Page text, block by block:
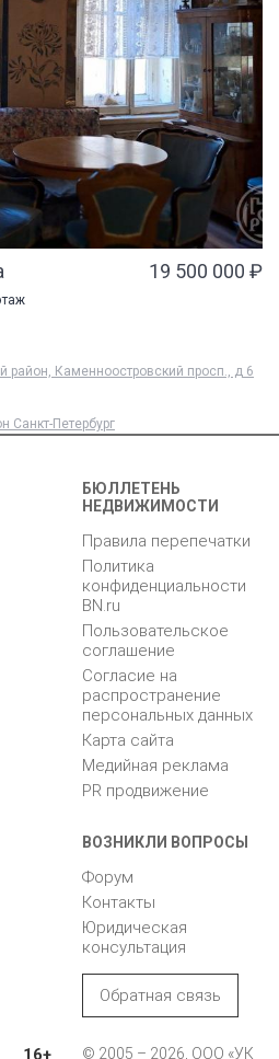
19 500 000 ₽
район, Каменноостровский просп., д 6
Санкт-Петербург
БЮЛЛЕТЕНЬ
НЕДВИЖИМОСТИ
Правила перепечатки
Политика
конфиденциальности
BN.ru
Пользовательское
соглашение
Согласие на
распространение
персональных данных
Карта сайта
Медийная реклама
PR продвижение
ВОЗНИКЛИ ВОПРОСЫ
Форум
Контакты
Юридическая
консультация
Обратная связь
16+ © 2005 – 2026, ООО «УК